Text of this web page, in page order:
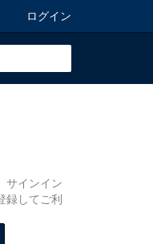
ログイン
サインイン
録してご利